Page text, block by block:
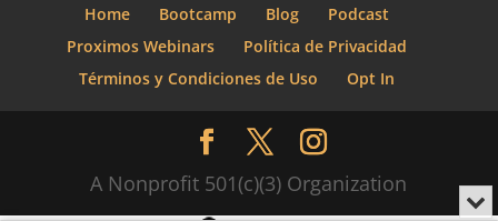
Home Bootcamp Blog
Podcast
Proximos Webinars
Política de Privacidad
Términos y Condiciones de Uso
Opt In
A Nonprofit 501(c)(3) Organization